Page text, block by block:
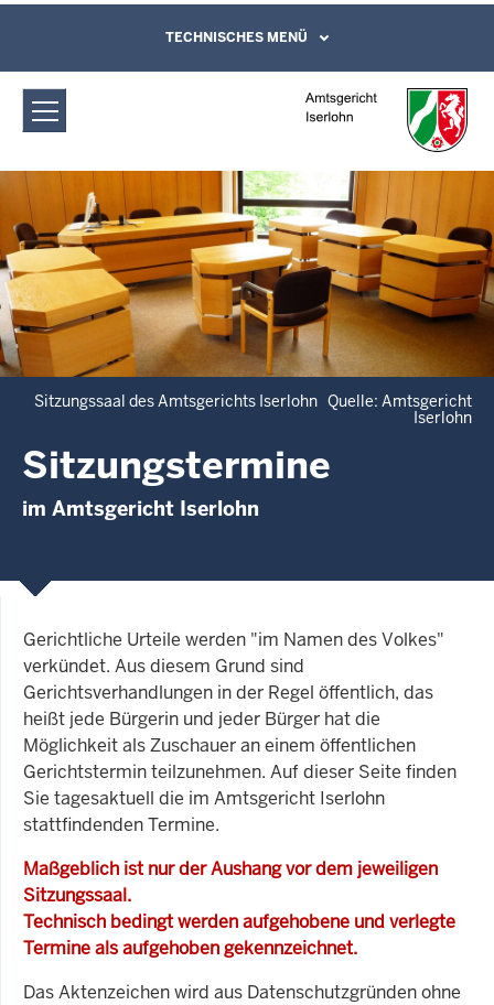
Amtsgericht Iserlohn: Sitzungstermine
Direkt zum Inhalt
Leichte Sprache, Gebärdensprachenvideo
und Kontaktformular
TECHNISCHES MENÜ
Sitzungssaal des Amtsgerichts Iserlohn Quelle: Amtsgericht
Iserlohn
Sitzungstermine
im Amtsgericht Iserlohn
Gerichtliche Urteile werden "im Namen des Volkes"
verkündet. Aus diesem Grund sind
Gerichtsverhandlungen in der Regel öffentlich, das
heißt jede Bürgerin und jeder Bürger hat die
Möglichkeit als Zuschauer an einem öffentlichen
Gerichtstermin teilzunehmen. Auf dieser Seite finden
Sie tagesaktuell die im Amtsgericht Iserlohn
stattfindenden Termine.
Maßgeblich ist nur der Aushang vor dem jeweiligen
Sitzungssaal.
Technisch bedingt werden aufgehobene und verlegte
Termine als aufgehoben gekennzeichnet.
Das Aktenzeichen wird aus Datenschutzgründen ohne